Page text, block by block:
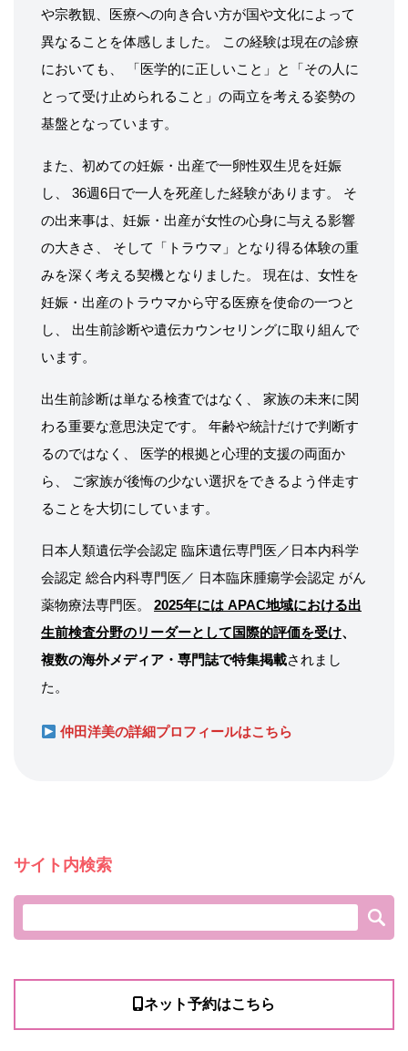
や宗教観、医療への向き合い方が国や文化によって
異なることを体感しました。 この経験は現在の診療
においても、 「医学的に正しいこと」と「その人に
とって受け止められること」の両立を考える姿勢の
基盤となっています。
また、初めての妊娠・出産で一卵性双生児を妊娠
し、 36週6日で一人を死産した経験があります。 そ
の出来事は、妊娠・出産が女性の心身に与える影響
の大きさ、 そして「トラウマ」となり得る体験の重
みを深く考える契機となりました。 現在は、女性を
妊娠・出産のトラウマから守る医療を使命の一つと
し、 出生前診断や遺伝カウンセリングに取り組んで
います。
出生前診断は単なる検査ではなく、 家族の未来に関
わる重要な意思決定です。 年齢や統計だけで判断す
るのではなく、 医学的根拠と心理的支援の両面か
ら、 ご家族が後悔の少ない選択をできるよう伴走す
ることを大切にしています。
日本人類遺伝学会認定 臨床遺伝専門医／日本内科学
会認定 総合内科専門医／ 日本臨床腫瘍学会認定 がん
薬物療法専門医。 2025年には APAC地域における出
生前検査分野のリーダーとして国際的評価を受け、
複数の海外メディア・専門誌で特集掲載されまし
た。
仲田洋美の詳細プロフィールはこちら
サイト内検索
ネット予約はこちら